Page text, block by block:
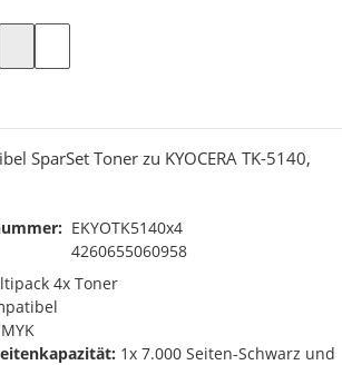
SparSet Toner zu KYOCERA TK-5140,
EKYOTK5140x4
4260655060958
4x Toner
1x 7.000 Seiten-Schwarz und